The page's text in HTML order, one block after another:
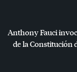
Anthony Fauci
de la Constitución